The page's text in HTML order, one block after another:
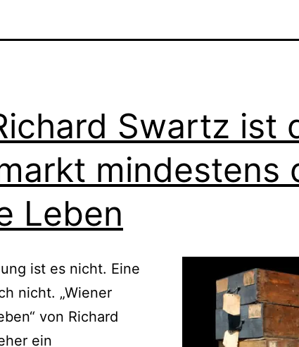
Swartz ist
mindestens
Leben
ist es nicht. Eine
nicht. „Wiener
von Richard
ein